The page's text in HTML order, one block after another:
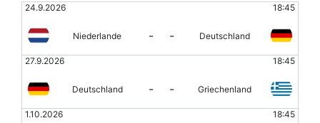
24.9.2026 18:45
Niederlande - - Deutschland
27.9.2026 18:45
Deutschland - - Griechenland
1.10.2026 18:45